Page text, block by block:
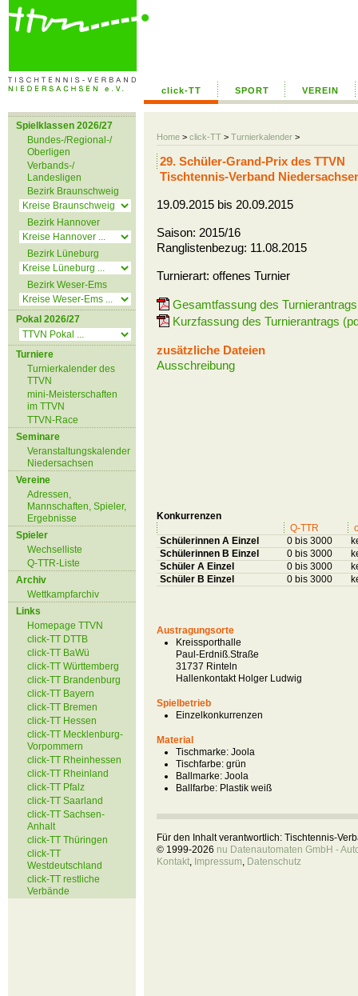
click-TT SPORT VEREIN
Home > click-TT > Turnierkalender >
Spielklassen 2026/27
Bundes-/Regional-/
Oberligen
Verbands-/
Landesligen
Bezirk Braunschweig
Bezirk Hannover
Bezirk Lüneburg
Bezirk Weser-Ems
Pokal 2026/27
Turniere
Turnierkalender des
TTVN
mini-Meisterschaften
im TTVN
TTVN-Race
Seminare
Veranstaltungskalender
Niedersachsen
Vereine
Adressen,
Mannschaften, Spieler,
Ergebnisse
Spieler
Wechselliste
Q-TTR-Liste
Archiv
Wettkampfarchiv
Links
Homepage TTVN
click-TT DTTB
click-TT BaWü
click-TT Württemberg
click-TT Brandenburg
click-TT Bayern
click-TT Bremen
click-TT Hessen
click-TT Mecklenburg-
Vorpommern
click-TT Rheinhessen
click-TT Rheinland
click-TT Pfalz
click-TT Saarland
click-TT Sachsen-
Anhalt
click-TT Thüringen
click-TT
Westdeutschland
click-TT restliche
Verbände
29. Schüler-Grand-Prix des TTVN
Tischtennis-Verband
19.09.2015 bis 20.09.2015
Saison: 2015/16
Ranglistenbezug: 11.08.2015
Turnierart: offenes Turnier
Gesamtfassung des
Kurzfassung des Turnierantrags
zusätzliche Dateien
Ausschreibung
Konkurrenzen
Q-TTR
Schülerinnen A Einzel
0 bis 3000
Schülerinnen B Einzel
0 bis 3000
Schüler A Einzel
0 bis 3000
Schüler B Einzel
0 bis 3000
Austragungsorte
Kreissporthalle
Paul-Erdniß.Straße
31737 Rinteln
Hallenkontakt Holger Ludwig
Spielbetrieb
Einzelkonkurrenzen
Material
Tischmarke: Joola
Tischfarbe: grün
Ballmarke: Joola
Ballfarbe: Plastik weiß
Für den Inhalt verantwortlich: Tischtennis-
© 1999-2026 nu Datenautomaten GmbH -
Kontakt, Impressum, Datenschutz